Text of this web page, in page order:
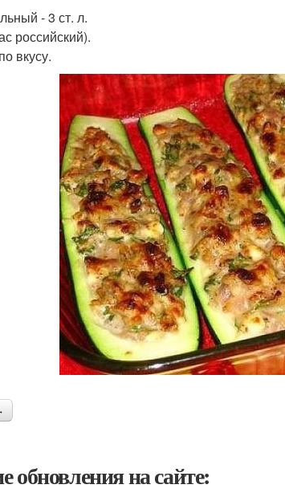
- 3 ст. л.
российский).
вкусу.
обновления на сайте: